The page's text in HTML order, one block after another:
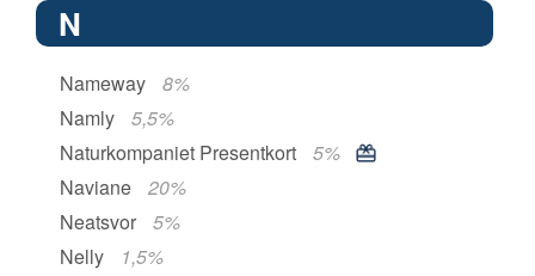
N
Nameway
8%
Namly
5,5%
Naturkompaniet Presentkort
5%
Naviane
20%
Neatsvor
5%
Nelly
1,5%